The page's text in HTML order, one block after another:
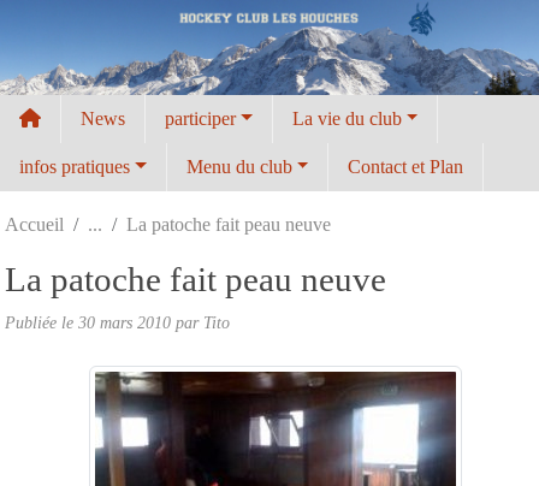
News participer La vie du club
infos pratiques Menu du club Contact et Plan
Accueil La patoche fait peau neuve
La patoche fait peau neuve
Publiée le 30 mars 2010 par Tito
Panneau de gestion des cookies